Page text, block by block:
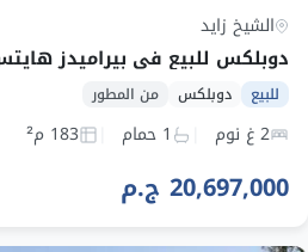
الشيخ زايد
للبيع دوبلكس من المطور
2 غ نوم 1 حمام 183 م²
20,697,000 ج.م